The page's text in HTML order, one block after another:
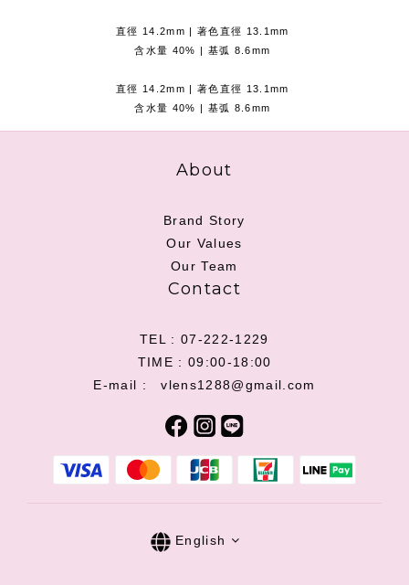
直徑 14.2mm | 著色直徑 13.1mm
含水量 40% | 基弧 8.6mm
直徑 14.2mm | 著色直徑 13.1mm
含水量 40% | 基弧 8.6mm
About
Brand Story
Our Values
Our Team
Contact
TEL : 07-222-1229
TIME : 09:00-18:00
E-mail : vlens1288@gmail.com
English